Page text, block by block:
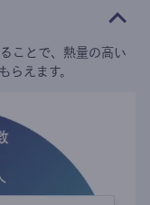
ことで、熱量の高い
らえます。